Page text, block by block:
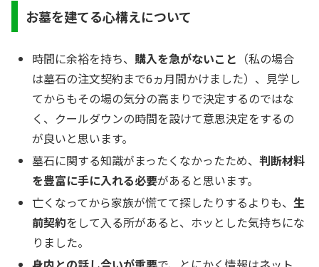
お墓を建てる心構えについて
時間に余裕を持ち、 購入を急がないこと （私の場合
は墓石の注文契約まで6ヵ月間かけました）、見学し
てからもその場の気分の高まりで決定するのではな
く、クールダウンの時間を設けて意思決定をするの
が良いと思います。
墓石に関する知識がまったくなかったため、判断材料
を豊富に手に入れる必要があると思います。
亡くなってから家族が慌てて探したりするよりも、生
前契約をして入る所があると、ホッとした気持ちにな
りました。